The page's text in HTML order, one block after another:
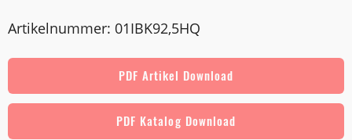
Artikelnummer: 01IBK92,5HQ
PDF Artikel Download
PDF Katalog Download